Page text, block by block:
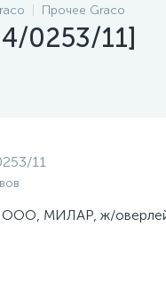
Прочее Graco
0253/11]
11
ООО, МИЛАР, ж/